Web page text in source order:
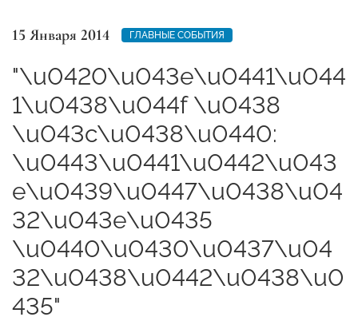
15 Января 2014 ГЛАВНЫЕ СОБЫТИЯ
"\u0420\u043e\u0441\u044
1\u0438\u044f \u0438
\u043c\u0438\u0440:
\u0443\u0441\u0442\u043
e\u0439\u0447\u0438\u04
32\u043e\u0435
\u0440\u0430\u0437\u04
32\u0438\u0442\u0438\u0
435"